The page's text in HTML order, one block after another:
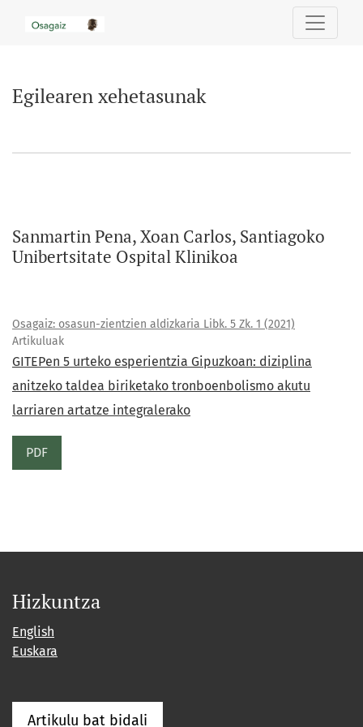
Egilearen xehetasunak
Sanmartin Pena, Xoan Carlos, Santiagoko
Unibertsitate Ospital Klinikoa
Osagaiz: osasun-zientzien aldizkaria Libk. 5 Zk. 1 (2021)
Artikuluak
GITEPen 5 urteko esperientzia Gipuzkoan: diziplina
anitzeko taldea biriketako tronboenbolismo akutu
larriaren artatze integralerako
PDF
Hizkuntza
English
Euskara
Artikulu bat bidali